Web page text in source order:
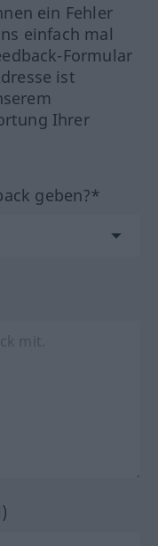
ein Fehler
einfach mal
Formular
ist
Ihrer
geben?*